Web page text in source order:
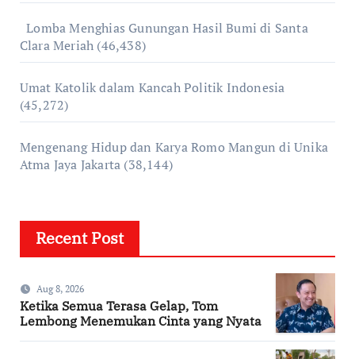
Lomba Menghias Gunungan Hasil Bumi di Santa
Clara Meriah (46,438)
Umat Katolik dalam Kancah Politik Indonesia
(45,272)
Mengenang Hidup dan Karya Romo Mangun di Unika
Atma Jaya Jakarta (38,144)
Recent Post
Aug 8, 2026
Ketika Semua Terasa Gelap, Tom
Lembong Menemukan Cinta yang Nyata